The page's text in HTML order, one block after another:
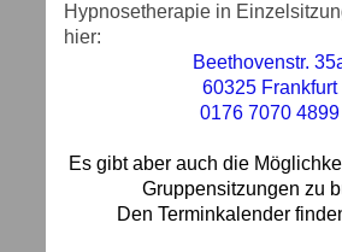
Hypnosetherapie in
hier:
Beethovenstr.
60325 Frankfurt
0176 7070 4899
Es gibt aber auch die
Gruppensitzungen zu
Den Terminkalender